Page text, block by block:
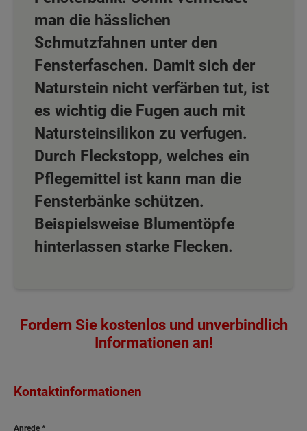
man die hässlichen
Schmutzfahnen unter den
Fensterfaschen. Damit sich der
Naturstein nicht verfärben tut, ist
es wichtig die Fugen auch mit
Natursteinsilikon zu verfugen.
Durch Fleckstopp, welches ein
Pflegemittel ist kann man die
Fensterbänke schützen.
Beispielsweise Blumentöpfe
hinterlassen starke Flecken.
Fordern Sie kostenlos und unverbindlich
Informationen an!
Kontaktinformationen
Anrede